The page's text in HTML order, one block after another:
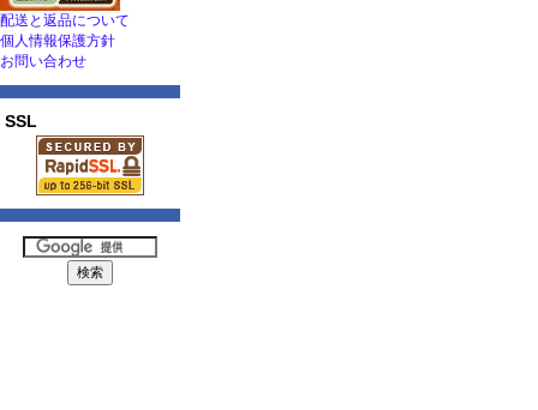
配送と返品について
個人情報保護方針
お問い合わせ
SSL